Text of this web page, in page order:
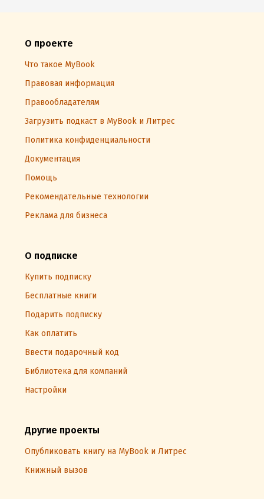
О проекте
Что такое MyBook
Правовая информация
Правообладателям
Загрузить подкаст в MyBook и Литрес
Политика конфиденциальности
Документация
Помощь
Рекомендательные технологии
Реклама для бизнеса
О подписке
Купить подписку
Бесплатные книги
Подарить подписку
Как оплатить
Ввести подарочный код
Библиотека для компаний
Настройки
Другие проекты
Опубликовать книгу на MyBook и Литрес
Книжный вызов